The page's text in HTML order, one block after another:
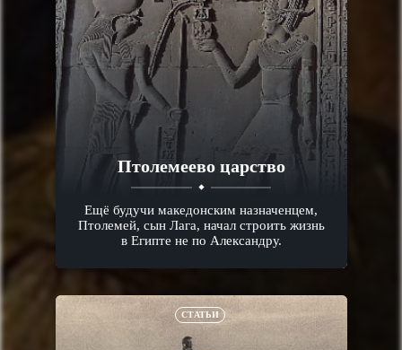
Птолемеево царство
Ещё будучи македонским назначенцем,
Птолемей, сын Лага, начал строить жизнь
в Египте не по Александру.
СТАТЬИ